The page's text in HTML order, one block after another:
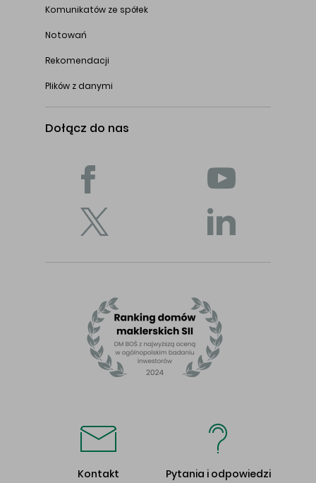
Komunikatów ze spółek
Notowań
Rekomendacji
Plików z danymi
Dołącz do nas
Kontakt Pytania i odpowiedzi